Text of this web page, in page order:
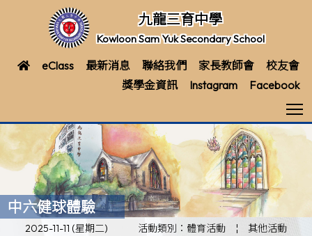
九龍三育中學
Kowloon Sam Yuk Secondary School
eClass 最新消息 聯絡我們 家長教師會
校友會
獎學金資訊
Instagram Facebook
中六健球體驗
2025-11-11 (星期二) 活動類別：體育活動 ¦
其他活動